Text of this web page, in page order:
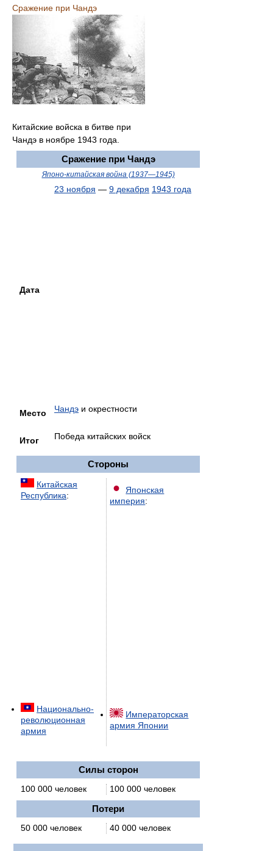
Сражение при Чандэ
Китайские войска в битве при
Чандэ в ноябре 1943 года.
Сражение при Чандэ
Японо-китайская война (1937—1945)
Дата
23 ноября — 9 декабря 1943 года
Место Чандэ и окрестности
Итог Победа китайских войск
Стороны
Китайская
Республика:
Национально-
революционная
армия
Японская
империя:
Императорская
армия Японии
Силы сторон
100 000 человек 100 000 человек
Потери
50 000 человек 40 000 человек